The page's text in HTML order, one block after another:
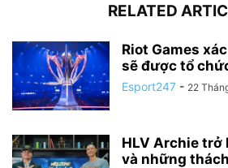
RELATED
Riot Games
sẽ được tổ
Esport247 - 22
HLV Archie trở
và những